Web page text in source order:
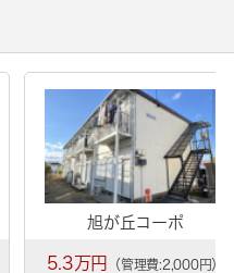
旭が丘コーポ
5.3万円 （管理費:2,000円）